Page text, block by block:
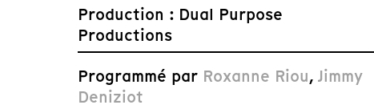
Production : Dual Purpose
Productions
Programmé par Roxanne Riou, Jimmy
Deniziot